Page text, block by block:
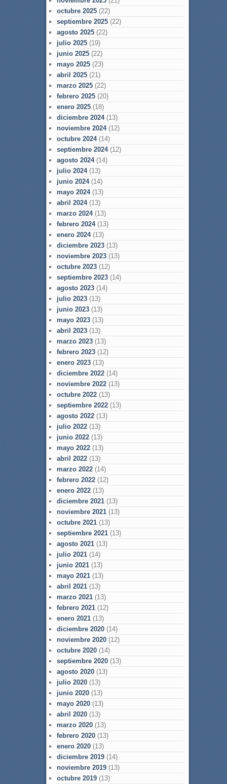
octubre 2025(22)
septiembre 2025(22)
agosto 2025(22)
julio 2025(19)
junio 2025(22)
mayo 2025(23)
abril 2025(21)
marzo 2025(22)
febrero 2025(20)
enero 2025(18)
diciembre 2024(13)
noviembre 2024(12)
octubre 2024(14)
septiembre 2024(12)
agosto 2024(14)
julio 2024(13)
junio 2024(14)
mayo 2024(13)
abril 2024(13)
marzo 2024(13)
febrero 2024(13)
enero 2024(13)
diciembre 2023(13)
noviembre 2023(13)
octubre 2023(12)
septiembre 2023(14)
agosto 2023(14)
julio 2023(13)
junio 2023(13)
mayo 2023(13)
abril 2023(13)
marzo 2023(13)
febrero 2023(12)
enero 2023(13)
diciembre 2022(14)
noviembre 2022(13)
octubre 2022(13)
septiembre 2022(13)
agosto 2022(13)
julio 2022(13)
junio 2022(13)
mayo 2022(13)
abril 2022(13)
marzo 2022(14)
febrero 2022(12)
enero 2022(13)
diciembre 2021(13)
noviembre 2021(13)
octubre 2021(13)
septiembre 2021(13)
agosto 2021(13)
julio 2021(14)
junio 2021(13)
mayo 2021(13)
abril 2021(13)
marzo 2021(13)
febrero 2021(12)
enero 2021(13)
diciembre 2020(14)
noviembre 2020(12)
octubre 2020(14)
septiembre 2020(13)
agosto 2020(13)
julio 2020(13)
junio 2020(13)
mayo 2020(13)
abril 2020(13)
marzo 2020(13)
febrero 2020(13)
enero 2020(13)
diciembre 2019(14)
noviembre 2019(13)
octubre 2019(13)